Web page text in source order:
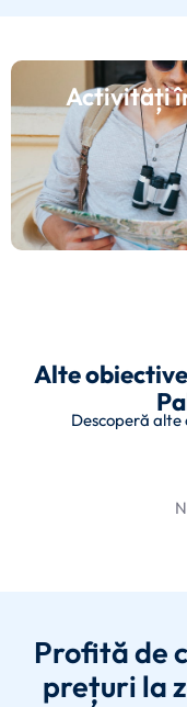
Activități
Alte
Descoperă
Profită de
prețuri la